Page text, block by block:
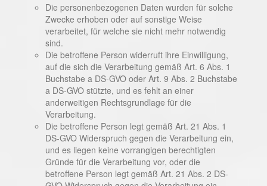
Die personenbezogenen Daten wurden für solche
Zwecke erhoben oder auf sonstige Weise
verarbeitet, für welche sie nicht mehr notwendig
sind.
Die betroffene Person widerruft ihre Einwilligung,
auf die sich die Verarbeitung gemäß Art. 6 Abs. 1
Buchstabe a DS-GVO oder Art. 9 Abs. 2 Buchstabe
a DS-GVO stützte, und es fehlt an einer
anderweitigen Rechtsgrundlage für die
Verarbeitung.
Die betroffene Person legt gemäß Art. 21 Abs. 1
DS-GVO Widerspruch gegen die Verarbeitung ein,
und es liegen keine vorrangigen berechtigten
Gründe für die Verarbeitung vor, oder die
betroffene Person legt gemäß Art. 21 Abs. 2 DS-